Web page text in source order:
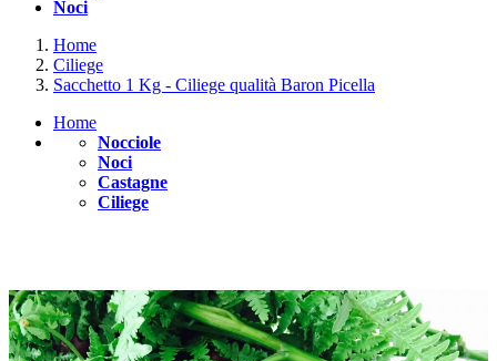
Noci
Home
Ciliege
Sacchetto 1 Kg - Ciliege qualità Baron Picella
Home
Nocciole
Noci
Castagne
Ciliege